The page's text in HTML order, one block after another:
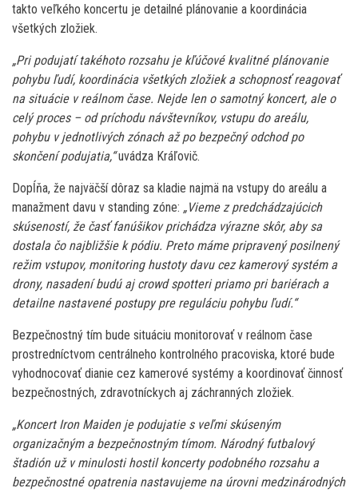
takto veľkého koncertu je detailné plánovanie a koordinácia
všetkých zložiek.
„Pri podujatí takéhoto rozsahu je kľúčové kvalitné plánovanie
pohybu ľudí, koordinácia všetkých zložiek a schopnosť reagovať
na situácie v reálnom čase. Nejde len o samotný koncert, ale o
celý proces – od príchodu návštevníkov, vstupu do areálu,
pohybu v jednotlivých zónach až po bezpečný odchod po
skončení podujatia,“uvádza Kráľovič.
Dopĺňa, že najväčší dôraz sa kladie najmä na vstupy do areálu a
manažment davu v standing zóne: „Vieme z predchádzajúcich
skúseností, že časť fanúšikov prichádza výrazne skôr, aby sa
dostala čo najbližšie k pódiu. Preto máme pripravený posilnený
režim vstupov, monitoring hustoty davu cez kamerový systém a
drony, nasadení budú aj crowd spotteri priamo pri bariérach a
detailne nastavené postupy pre reguláciu pohybu ľudí.“
Bezpečnostný tím bude situáciu monitorovať v reálnom čase
prostredníctvom centrálneho kontrolného pracoviska, ktoré bude
vyhodnocovať dianie cez kamerové systémy a koordinovať činnosť
bezpečnostných, zdravotníckych aj záchranných zložiek.
„Koncert Iron Maiden je podujatie s veľmi skúseným
organizačným a bezpečnostným tímom. Národný futbalový
štadión už v minulosti hostil koncerty podobného rozsahu a
bezpečnostné opatrenia nastavujeme na úrovni medzinárodných